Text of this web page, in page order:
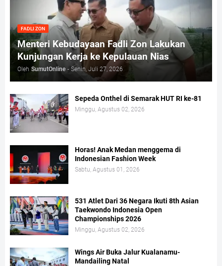
FADLI ZON
Menteri Kebudayaan Fadli Zon Lakukan
Kunjungan Kerja ke Kepulauan Nias
Oleh SumutOnline - Senin, Juli 27, 2026
Sepeda Onthel di Semarak HUT RI ke-81
Minggu, Agustus 02, 2026
Horas! Anak Medan menggema di
Indonesian Fashion Week
Sabtu, Agustus 01, 2026
531 Atlet Dari 36 Negara Ikuti 8th Asian
Taekwondo Indonesia Open
Championships 2026
Minggu, Agustus 02, 2026
Wings Air Buka Jalur Kualanamu-
Mandailing Natal